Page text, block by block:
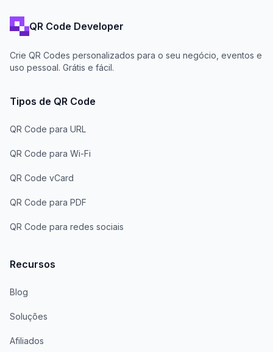
QR Code Developer
Crie QR Codes personalizados para o seu negócio, eventos e
uso pessoal. Grátis e fácil.
Tipos de QR Code
QR Code para URL
QR Code para Wi-Fi
QR Code vCard
QR Code para PDF
QR Code para redes sociais
Recursos
Blog
Soluções
Afiliados